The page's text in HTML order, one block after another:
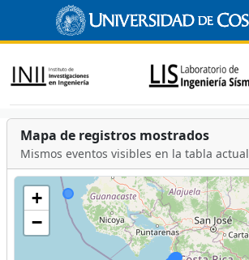
Mapa de registros mostrados
Mismos eventos visibles en la tabla actual
+
−